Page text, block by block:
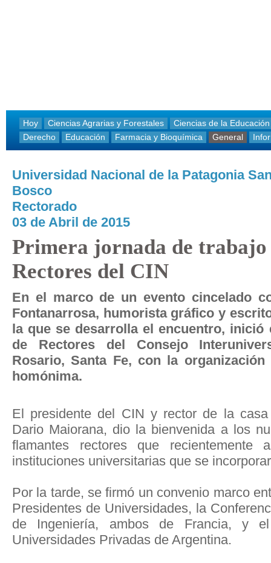
Hoy Ciencias Agrarias y Forestales
Ciencias de la Educación
Derecho
Educación Farmacia y Bioquímica General
Universidad Nacional de la Patagonia
Bosco
Rectorado
03 de Abril de 2015
Primera jornada de trabajo
Rectores del CIN
En el marco de un evento cincelado
Fontanarrosa, humorista gráfico y
la que se desarrolla el encuentro, inició
de Rectores del Consejo
Rosario, Santa Fe, con la
homónima.
El presidente del CIN y rector de la
Dario Maiorana, dio la bienvenida a los
flamantes rectores que recientemente
instituciones universitarias que se
Por la tarde, se firmó un convenio marco
Presidentes de Universidades, la
de Ingeniería, ambos de Francia, y
Universidades Privadas de Argentina.